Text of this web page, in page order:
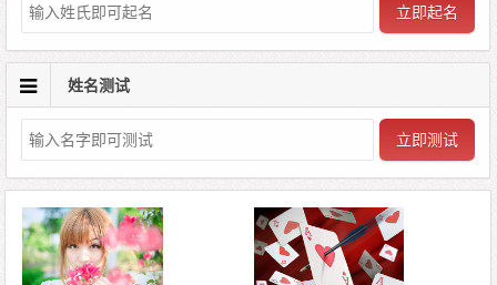
立即起名
姓名测试
立即测试